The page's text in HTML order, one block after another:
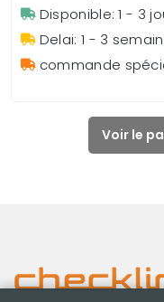
Disponible: 1 - 3
Delai: 1 - 3
commande
Voir le